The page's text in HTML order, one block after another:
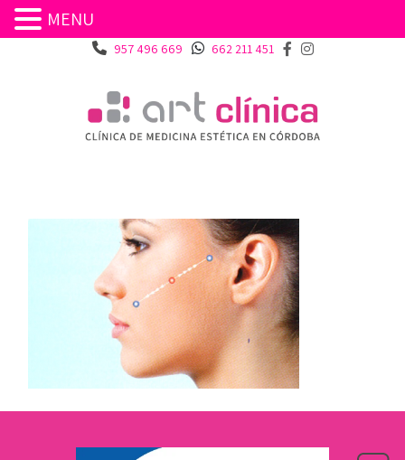
957 496 669 662 211 451
MENU